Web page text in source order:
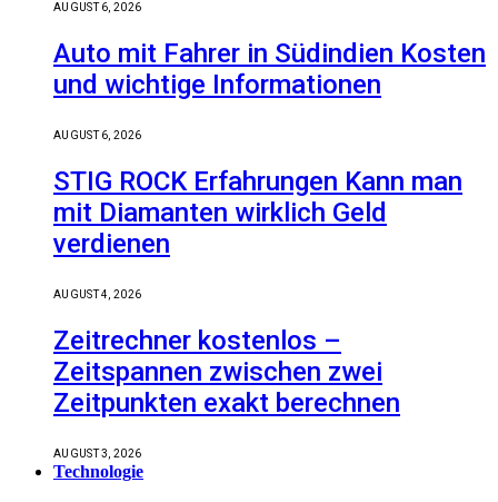
AUGUST 6, 2026
Auto mit Fahrer in Südindien Kosten
und wichtige Informationen
AUGUST 6, 2026
STIG ROCK Erfahrungen Kann man
mit Diamanten wirklich Geld
verdienen
AUGUST 4, 2026
Zeitrechner kostenlos –
Zeitspannen zwischen zwei
Zeitpunkten exakt berechnen
AUGUST 3, 2026
Technologie